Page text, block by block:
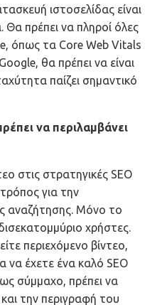
ιστοσελίδας είναι
Θα πρέπει να πληροί όλες
όπως τα Core Web Vitals
θα πρέπει να είναι
παίζει σημαντικό
να περιλαμβάνει
στις στρατηγικές SEO
για την
αναζήτησης. Μόνο το
χρήστες.
περιεχόμενο βίντεο,
να έχετε ένα καλό SEO
σύμμαχο, πρέπει να
την περιγραφή του